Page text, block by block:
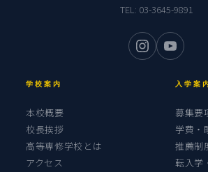
TEL: 03-3645-9891
学校案内
本校概要
校長挨拶
高等専修学校とは
アクセス
入学案
募集要
学費・
推薦制
転入学